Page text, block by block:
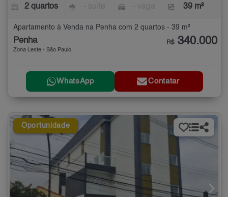
2 quartos 39 m²
Apartamento à Venda na Penha com 2 quartos - 39 m²
Penha
Zona Leste - São Paulo
R$ 340.000
WhatsApp Contatar
Oportunidade